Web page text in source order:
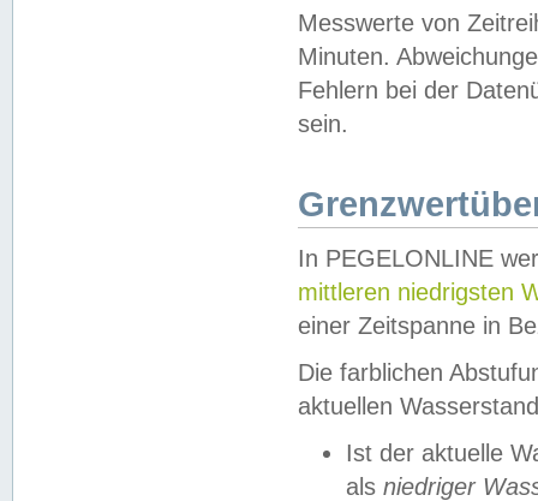
Messwerte von
Minuten.
Fehlern bei der
sein.
In PEGELONLINE
mittleren niedrigsten
einer Zeitspanne in
Die farblichen
aktuellen
Ist der aktuelle
als niedriger